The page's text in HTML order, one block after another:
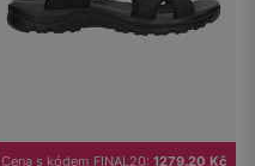
Cena s kódem FINAL20: 1279.20 Kč